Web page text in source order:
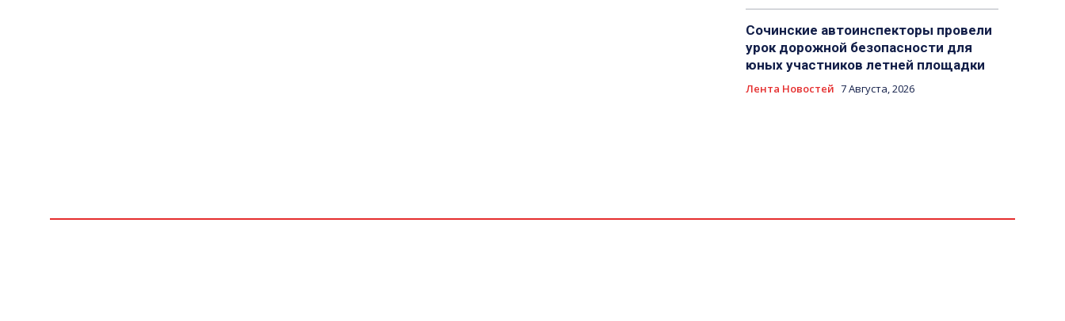
Сочинские автоинспекторы провели
урок дорожной безопасности для
юных участников летней площадки
Лента Новостей 7 Августа, 2026